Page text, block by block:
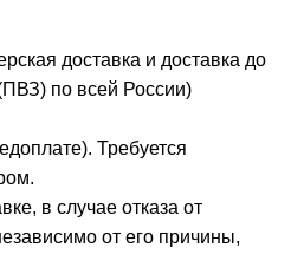
доставка и доставка до
по всей России)
Требуется
в случае отказа от
от его причины,